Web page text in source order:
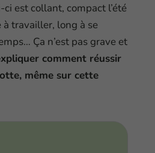
est collant, compact l’été
travailler, long à se
Ça n’est pas grave et
comment réussir
même sur cette